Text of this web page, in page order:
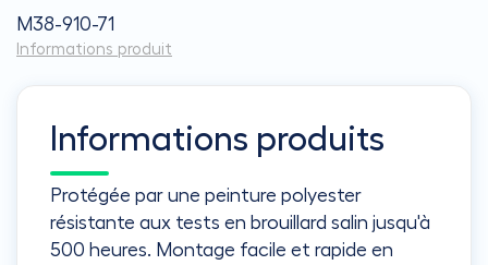
M38-910-71
Informations produit
Informations produits
Protégée par une peinture polyester
résistante aux tests en brouillard salin jusqu'à
500 heures. Montage facile et rapide en